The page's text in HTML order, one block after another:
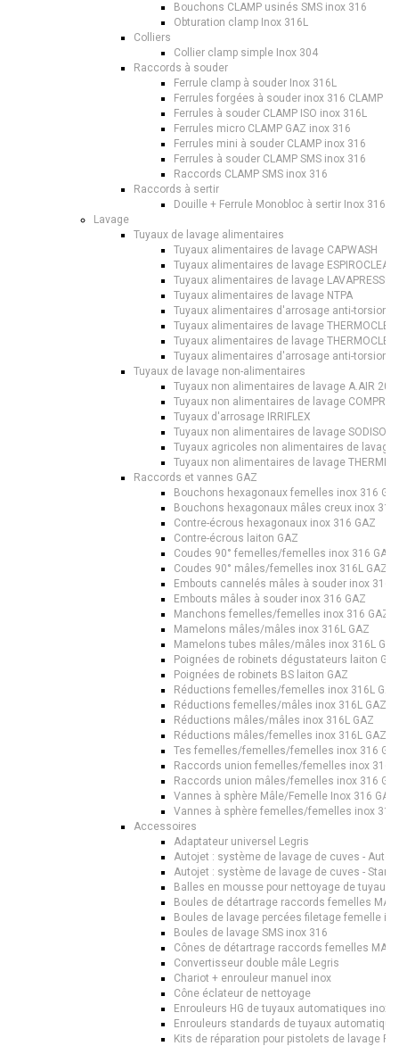
Bouchons CLAMP usinés SMS inox 316
Obturation clamp Inox 316L
Colliers
Collier clamp simple Inox 304
Raccords à souder
Ferrule clamp à souder Inox 316L
Ferrules forgées à souder inox 316 CLAMP
Ferrules à souder CLAMP ISO inox 316L
Ferrules micro CLAMP GAZ inox 316
Ferrules mini à souder CLAMP inox 316
Ferrules à souder CLAMP SMS inox 316
Raccords CLAMP SMS inox 316
Raccords à sertir
Douille + Ferrule Monobloc à sertir Inox 316
Lavage
Tuyaux de lavage alimentaires
Tuyaux alimentaires de lavage CAPWASH
Tuyaux alimentaires de lavage
Tuyaux alimentaires de lavage LAVAPRESS®
Tuyaux alimentaires de lavage NTPA
Tuyaux alimentaires d'arrosage anti-torsion
Tuyaux alimentaires de lavage
Tuyaux alimentaires de lavage
Tuyaux alimentaires d'arrosage anti-torsion
Tuyaux de lavage non-alimentaires
Tuyaux non alimentaires de lavage A.AIR 20
Tuyaux non alimentaires de lavage
Tuyaux d'arrosage IRRIFLEX
Tuyaux non alimentaires de lavage SODISOL
Tuyaux agricoles non alimentaires de lavage
Tuyaux non alimentaires de lavage
Raccords et vannes GAZ
Bouchons hexagonaux femelles inox 316
Bouchons hexagonaux mâles creux inox 316
Contre-écrous hexagonaux inox 316 GAZ
Contre-écrous laiton GAZ
Coudes 90° femelles/femelles inox 316 GAZ
Coudes 90° mâles/femelles inox 316L GAZ
Embouts cannelés mâles à souder inox 316
Embouts mâles à souder inox 316 GAZ
Manchons femelles/femelles inox 316 GAZ
Mamelons mâles/mâles inox 316L GAZ
Mamelons tubes mâles/mâles inox 316L GAZ
Poignées de robinets dégustateurs laiton
Poignées de robinets BS laiton GAZ
Réductions femelles/femelles inox 316L GAZ
Réductions femelles/mâles inox 316L GAZ
Réductions mâles/mâles inox 316L GAZ
Réductions mâles/femelles inox 316L GAZ
Tes femelles/femelles/femelles inox 316
Raccords union femelles/femelles inox 316
Raccords union mâles/femelles inox 316
Vannes à sphère Mâle/Femelle Inox 316 GAZ
Vannes à sphère femelles/femelles inox 316
Accessoires
Adaptateur universel Legris
Autojet : système de lavage de cuves -
Autojet : système de lavage de cuves -
Balles en mousse pour nettoyage de tuyaux
Boules de détartrage raccords femelles
Boules de lavage percées filetage femelle
Boules de lavage SMS inox 316
Cônes de détartrage raccords femelles
Convertisseur double mâle Legris
Chariot + enrouleur manuel inox
Cône éclateur de nettoyage
Enrouleurs HG de tuyaux automatiques inox
Enrouleurs standards de tuyaux
Kits de réparation pour pistolets de lavage